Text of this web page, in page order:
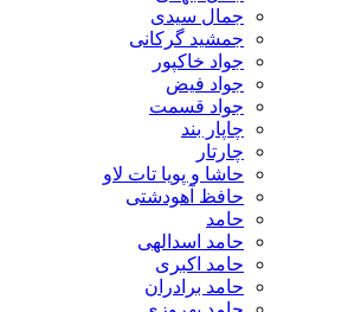
جمال سیدی
جمشید گرکانی
جواد خاکپور
جواد فیض
جواد قسمت
چاپار بند
چارتار
حاشا و پویا تات لاو
حافظ آهودشتی
حامد
حامد اسدالهی
حامد اکبری
حامد برادران